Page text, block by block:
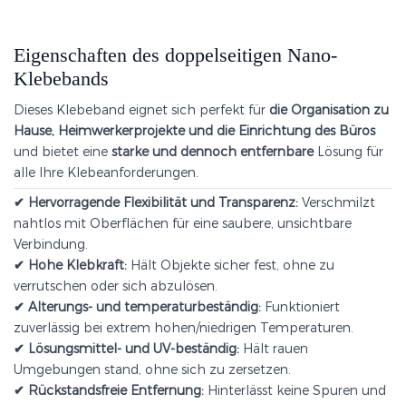
Eigenschaften des doppelseitigen Nano-
Klebebands
Dieses Klebeband eignet sich perfekt für die Organisation zu
Hause, Heimwerkerprojekte und die Einrichtung des Büros
und bietet eine starke und dennoch entfernbareLösung für
alle Ihre Klebeanforderungen.
✔ Hervorragende Flexibilität und Transparenz: Verschmilzt
nahtlos mit Oberflächen für eine saubere, unsichtbare
Verbindung.
✔ ​Hohe Klebkraft: Hält Objekte sicher fest, ohne zu
verrutschen oder sich abzulösen.
✔ Alterungs- und temperaturbeständig: Funktioniert
zuverlässig bei extrem hohen/niedrigen Temperaturen.
✔ ​Lösungsmittel- und UV-beständig: Hält rauen
Umgebungen stand, ohne sich zu zersetzen.
✔ Rückstandsfreie Entfernung: Hinterlässt keine Spuren und